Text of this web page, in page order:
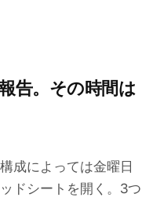
告。その時間は
成によっては金曜日
ドシートを開く。3つ